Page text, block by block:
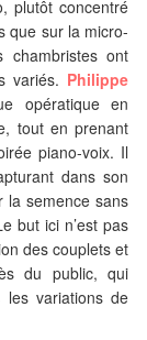
plutôt concentré
que sur la micro-
chambristes ont
variés. Philippe
opératique en
tout en prenant
piano-voix. Il
dans son
la semence sans
but ici n’est pas
des couplets et
du public, qui
les variations de